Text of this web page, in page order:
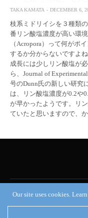
TAKA KAMATA DECEMBER 6,
枝系ミドリイシを３種類
番リン酸塩濃度が高い環
（Acropora）って何がポ
するか分からないですよ
成長には少しリン酸塩が
ら、Journal of
号のDunn氏の新しい研究
は、リン酸塩濃度が0.2や
が早かったようです。リ
ていたと思いますので、
Our site uses cookies.